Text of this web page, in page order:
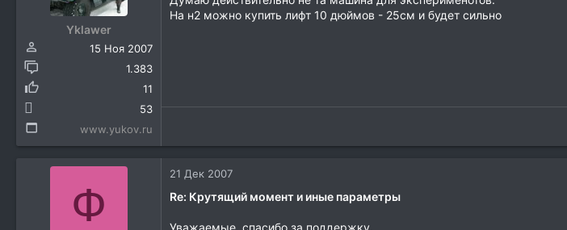
Yklawer
15 Ноя 2007
1.383
11
53
www.yukov.ru
На н2 можно купить лифт 10 дюймов - 25см и будет сильно
Ф
21 Дек 2007
Re: Крутящий момент и иные параметры